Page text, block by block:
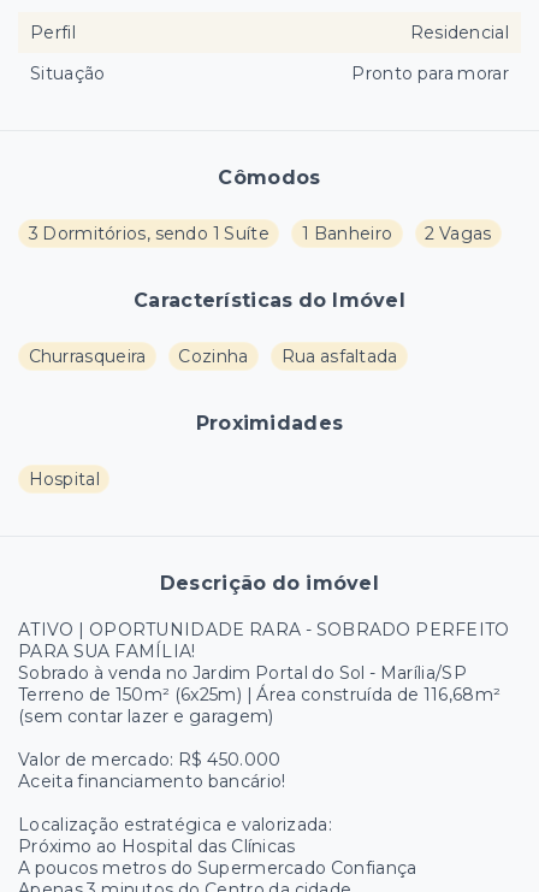
Cômodos
3 Dormitórios, sendo 1 Suíte 1 Banheiro 2 Vagas
Características do Imóvel
Churrasqueira Cozinha Rua asfaltada
Proximidades
Hospital
Descrição do imóvel
ATIVO | OPORTUNIDADE RARA - SOBRADO PERFEITO
PARA SUA FAMÍLIA!
Sobrado à venda no Jardim Portal do Sol - Marília/SP
Terreno de 150m² (6x25m) | Área construída de 116,68m²
(sem contar lazer e garagem)
Valor de mercado: R$ 450.000
Aceita financiamento bancário!
Localização estratégica e valorizada:
Próximo ao Hospital das Clínicas
A poucos metros do Supermercado Confiança
Perfil
Residencial
Situação
Pronto para morar